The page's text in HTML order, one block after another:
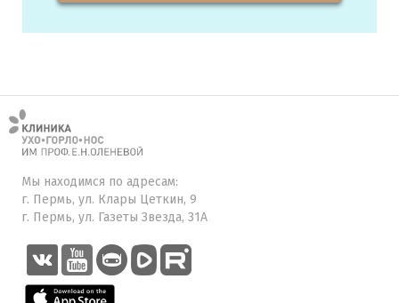
Мы находимся по адресам:
г. Пермь, ул. Клары Цеткин, 9
г. Пермь, ул. Газеты Звезда, 31А